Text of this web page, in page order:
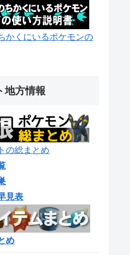
かくにいるポケモンの
地方情報
の総まとめ
見表
め